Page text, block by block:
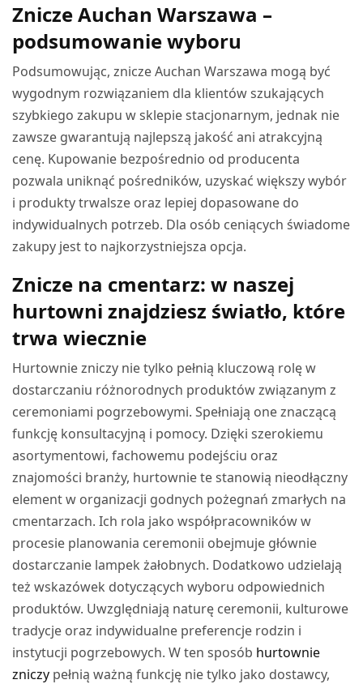
Znicze Auchan Warszawa –
podsumowanie wyboru
Podsumowując, znicze Auchan Warszawa mogą być
wygodnym rozwiązaniem dla klientów szukających
szybkiego zakupu w sklepie stacjonarnym, jednak nie
zawsze gwarantują najlepszą jakość ani atrakcyjną
cenę. Kupowanie bezpośrednio od producenta
pozwala uniknąć pośredników, uzyskać większy wybór
i produkty trwalsze oraz lepiej dopasowane do
indywidualnych potrzeb. Dla osób ceniących świadome
zakupy jest to najkorzystniejsza opcja.
Znicze na cmentarz: w naszej
hurtowni znajdziesz światło, które
trwa wiecznie
Hurtownie zniczy nie tylko pełnią kluczową rolę w
dostarczaniu różnorodnych produktów związanym z
ceremoniami pogrzebowymi. Spełniają one znaczącą
funkcję konsultacyjną i pomocy. Dzięki szerokiemu
asortymentowi, fachowemu podejściu oraz
znajomości branży, hurtownie te stanowią nieodłączny
element w organizacji godnych pożegnań zmarłych na
cmentarzach. Ich rola jako współpracowników w
procesie planowania ceremonii obejmuje głównie
dostarczanie lampek żałobnych. Dodatkowo udzielają
też wskazówek dotyczących wyboru odpowiednich
produktów. Uwzględniają naturę ceremonii, kulturowe
tradycje oraz indywidualne preferencje rodzin i
instytucji pogrzebowych. W ten sposób hurtownie
zniczy pełnią ważną funkcję nie tylko jako dostawcy,